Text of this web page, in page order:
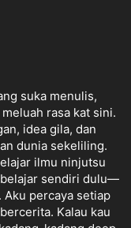
suka menulis,
rasa kat sini.
idea gila, dan
dunia sekeliling.
ilmu ninjutsu
belajar sendiri dulu—
percaya setiap
Kalau kau